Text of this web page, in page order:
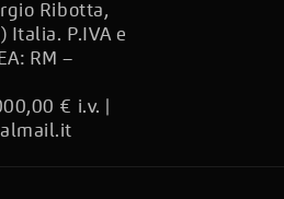
Ribotta,
Italia. P.IVA e
RM –
€ i.v. |